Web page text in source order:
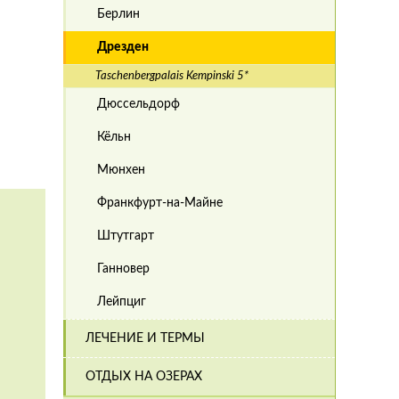
Берлин
Дрезден
Taschenbergpalais Kempinski 5*
Дюссельдорф
Кёльн
Мюнхен
Франкфурт-на-Майне
Штутгарт
Ганновер
Лейпциг
ЛЕЧЕНИЕ И ТЕРМЫ
ОТДЫХ НА ОЗЕРАХ